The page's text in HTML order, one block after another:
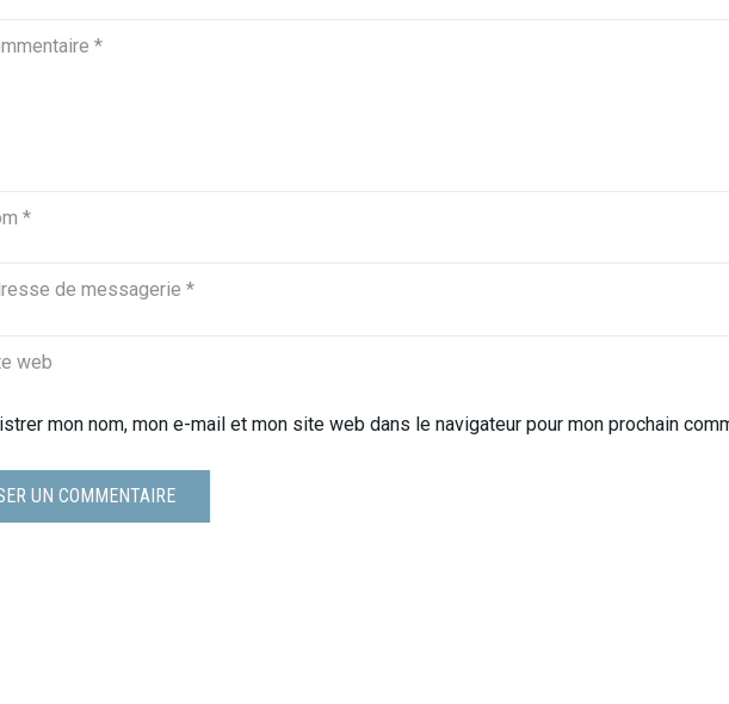
mon nom, mon e-mail et mon site web dans le navigateur pour mon prochain